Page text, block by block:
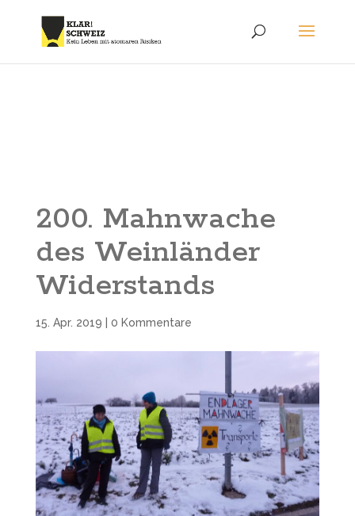
200. Mahnwache
des Weinländer
Widerstands
15. Apr. 2019 0 Kommentare